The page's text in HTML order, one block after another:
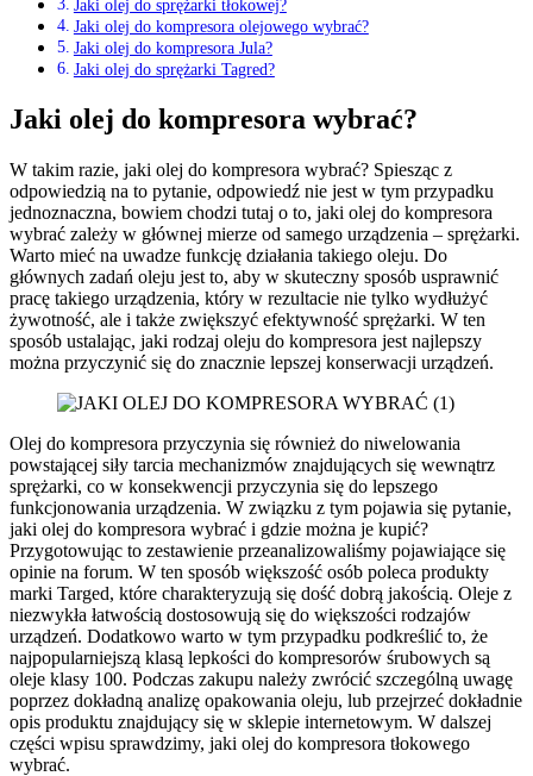
Jaki olej do sprężarki tłokowej?
Jaki olej do kompresora olejowego wybrać?
Jaki olej do kompresora Jula?
Jaki olej do sprężarki Tagred?
Jaki olej do kompresora wybrać?
W takim razie, jaki olej do kompresora wybrać? Spiesząc z
odpowiedzią na to pytanie, odpowiedź nie jest w tym przypadku
jednoznaczna, bowiem chodzi tutaj o to, jaki olej do kompresora
wybrać zależy w głównej mierze od samego urządzenia – sprężarki.
Warto mieć na uwadze funkcję działania takiego oleju. Do
głównych zadań oleju jest to, aby w skuteczny sposób usprawnić
pracę takiego urządzenia, który w rezultacie nie tylko wydłużyć
żywotność, ale i także zwiększyć efektywność sprężarki. W ten
sposób ustalając, jaki rodzaj oleju do kompresora jest najlepszy
można przyczynić się do znacznie lepszej konserwacji urządzeń.
Olej do kompresora przyczynia się również do niwelowania
powstającej siły tarcia mechanizmów znajdujących się wewnątrz
sprężarki, co w konsekwencji przyczynia się do lepszego
funkcjonowania urządzenia. W związku z tym pojawia się pytanie,
jaki olej do kompresora wybrać i gdzie można je kupić?
Przygotowując to zestawienie przeanalizowaliśmy pojawiające się
opinie na forum. W ten sposób większość osób poleca produkty
marki Targed, które charakteryzują się dość dobrą jakością. Oleje z
niezwykła łatwością dostosowują się do większości rodzajów
urządzeń. Dodatkowo warto w tym przypadku podkreślić to, że
najpopularniejszą klasą lepkości do kompresorów śrubowych są
oleje klasy 100. Podczas zakupu należy zwrócić szczególną uwagę
poprzez dokładną analizę opakowania oleju, lub przejrzeć dokładnie
opis produktu znajdujący się w sklepie internetowym. W dalszej
części wpisu sprawdzimy, jaki olej do kompresora tłokowego
wybrać.